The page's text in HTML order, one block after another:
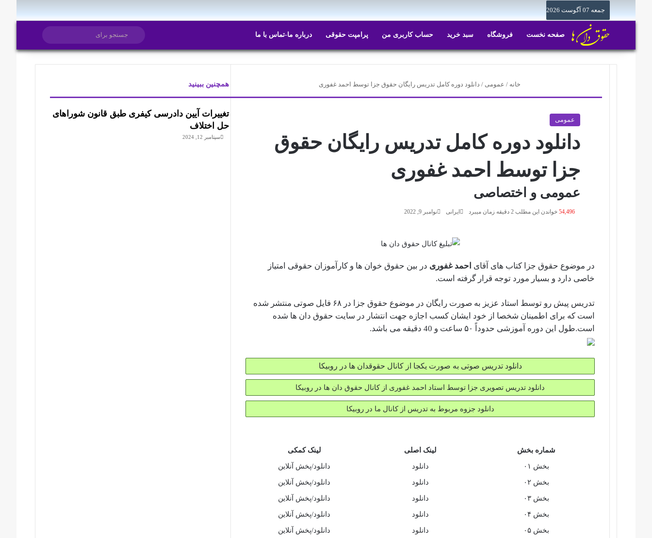
جمعه 07 آگوست 2026
صفحه نخست فروشگاه سبد خرید حساب کاربری من پرامپت حقوقی درباره ما-تماس با ما تغییر پوسته
جستجو
برای
خانه / عمومی / دانلود دوره کامل تدریس رایگان حقوق جزا توسط احمد غفوری
عمومی
دانلود دوره کامل تدریس رایگان حقوق
جزا توسط احمد غفوری
عمومی و اختصاصی
ایرانی نوامبر 9, 2022 خواندن این مطلب 2 دقیقه زمان میبرد
در موضوع حقوق جزا کتاب های آقای احمد غفوری در بین حقوق خوان ها و کارآموزان حقوقی امتیاز
خاصی دارد و بسیار مورد توجه قرار گرفته است.
تدریس پیش رو توسط استاد عزیز به صورت رایگان در موضوع حقوق جزا در ۶۸ فایل صوتی منتشر شده
است که برای اطمینان شخصا از خود ایشان کسب اجازه جهت انتشار در سایت حقوق دان ها شده
است.طول این دوره آموزشی حدوداً ۵۰ ساعت و 40 دقیقه می باشد.
دانلود تدریس صوتی به صورت یکجا از کانال حقوقدان ها در روبیکا
دانلود تدریس تصویری جزا توسط استاد احمد غفوری از کانال حقوق دان ها در روبیکا
دانلود جزوه مربوط به تدریس از کانال ما در روبیکا
شماره بخش لینک اصلی لینک کمکی
بخش ۰۱ دانلود دانلود/پخش آنلاین
بخش ۰۲ دانلود دانلود/پخش آنلاین
بخش ۰۳ دانلود دانلود/پخش آنلاین
بخش ۰۴ دانلود دانلود/پخش آنلاین
بخش ۰۵ دانلود دانلود/پخش آنلاین
همچنین ببینید
تغییرات آیین دادرسی کیفری طبق قانون شوراهای
حل اختلاف
سپتامبر 12, 2024